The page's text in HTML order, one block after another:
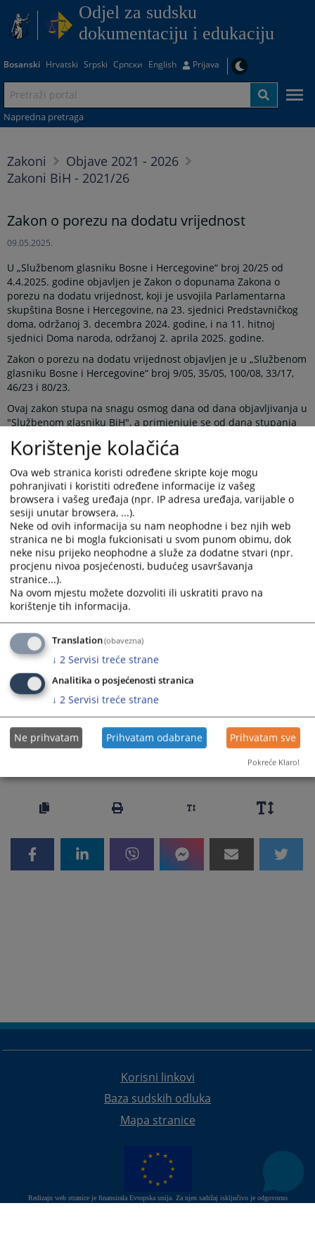
Odjel za sudsku
dokumentaciju i edukaciju
Bosanski Hrvatski Srpski Српски English Prijava
Napredna pretraga
Zakoni
Objave 2021 - 2026
Zakoni BiH - 2021/26
Zakon o porezu na dodatu vrijednost
09.05.2025.
U „Službenom glasniku Bosne i Hercegovine“ broj 20/25 od
4.4.2025. godine objavljen je Zakon o dopunama Zakona o
porezu na dodatu vrijednost, koji je usvojila Parlamentarna
skupština Bosne i Hercegovine, na 23. sjednici Predstavničkog
doma, održanoj 3. decembra 2024. godine, i na 11. hitnoj
sjednici Doma naroda, održanoj 2. aprila 2025. godine.
Zakon o porezu na dodatu vrijednost objavljen je u „Službenom
glasniku Bosne i Hercegovine“ broj 9/05, 35/05, 100/08, 33/17,
46/23 i 80/23.
Ovaj zakon stupa na snagu osmog dana od dana objavljivanja u
"Službenom glasniku BiH", a primjenjuje se od dana stupanja
Za okončane i time registrirane kupoprodaje stanova kod
nadležnih registrara prije stupanja na snagu ovog zakona
primjenjivat će se odredbe zakona koji je bio na snazi do tog
momenta.
Prikazana vijest je na: Bosanski jezik
Obavijest o preuzimanju sadržaja
Napomena
integralnom obliku uz navođenje izvora informacije.
Prateći dokumenti
Zakon o dopunama Zakona o porezu na dodatu
vrijednost 20/25
Korisni linkovi
Baza sudskih odluka
Mapa stranice
Redizajn web stranice je finansirala Evropska unija. Za njen sadržaj isključivo je odgovorno
Korištenje kolačića
Ova web stranica koristi određene skripte koje mogu
pohranjivati i koristiti određene informacije iz vašeg
browsera i vašeg uređaja (npr. IP adresa uređaja, varijable o
sesiji unutar browsera, ...).
Neke od ovih informacija su nam neophodne i bez njih web
stranica ne bi mogla fukcionisati u svom punom obimu, dok
neke nisu prijeko neophodne a služe za dodatne stvari (npr.
procjenu nivoa posjećenosti, budućeg usavršavanja
stranice...).
Na ovom mjestu možete dozvoliti ili uskratiti pravo na
korištenje tih informacija.
Translation(obavezna)
↓ 2 Servisi treće strane
Analitika o posjećenosti stranica
↓ 2 Servisi treće strane
Ne prihvatam Prihvatam odabrane Prihvatam sve
Pokreće Klaro!